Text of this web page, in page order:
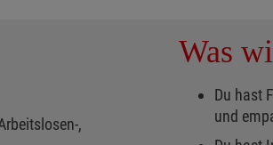
,
Was
Du hast
und